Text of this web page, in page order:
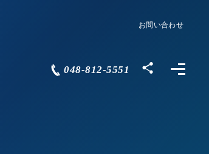
お問い合わせ
Contact
048-812-5551